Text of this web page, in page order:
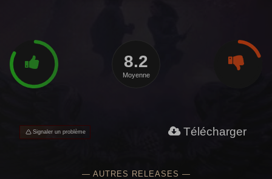
8.2
Moyenne
Signaler un problème Télécharger
— AUTRES RELEASES —